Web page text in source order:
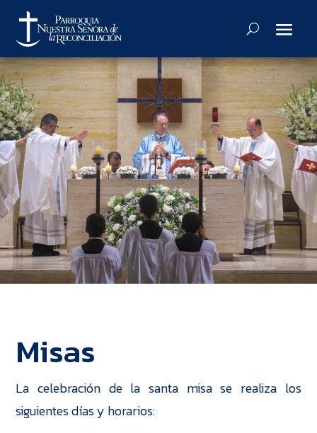
Misas
La celebración de la santa misa se realiza los
siguientes días y horarios: